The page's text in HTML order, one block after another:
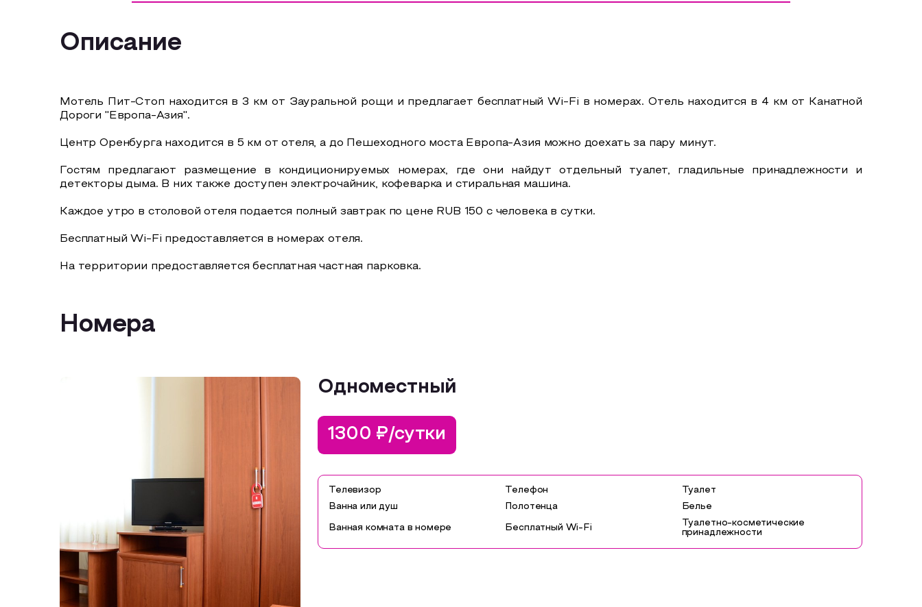
Описание
Мотель Пит-Стоп находится в 3 км от Зауральной рощи и предлагает бесплатный Wi-Fi в номерах. Отель находится в 4 км от Канатной
Дороги "Европа-Азия".
Центр Оренбурга находится в 5 км от отеля, а до Пешеходного моста Европа-Азия можно доехать за пару минут.
Гостям предлагают размещение в кондиционируемых номерах, где они найдут отдельный туалет, гладильные принадлежности и
детекторы дыма. В них также доступен электрочайник, кофеварка и стиральная машина.
Каждое утро в столовой отеля подается полный завтрак по цене RUB 150 с человека в сутки.
Бесплатный Wi-Fi предоставляется в номерах отеля.
На территории предоставляется бесплатная частная парковка.
Номера
Одноместный
1300 ₽/сутки
Телевизор Телефон
Туалет
Ванна или душ
Полотенца Белье
Ванная комната в номере Бесплатный Wi-Fi
Туалетно-косметические
принадлежности